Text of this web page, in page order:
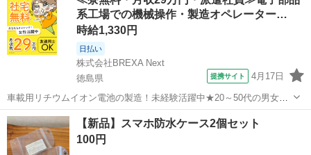
系工場での機械操作・製造オペレーター…
時給1,330円
日払い
株式会社BREXA Next
徳島県
提携サイト 4月17日
車載用リチウムイオン電池の製造！未経験活躍中★20～50代の男女活
躍中！寮費無料★備品付き1R寮完備！自宅からマイカー通勤OK！無料
駐車場完備◎正社員登用制度あり！《徳島県板野郡松茂町》 人気の工
場のお仕事 ◇車載用リチウ...
徳島 その他
【新品】スマホ防水ケース2個セット
100円